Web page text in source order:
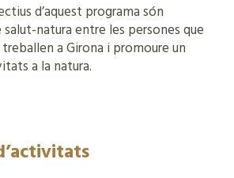
d’aquest programa són
natura entre les persones que
a Girona i promoure un
a la natura.